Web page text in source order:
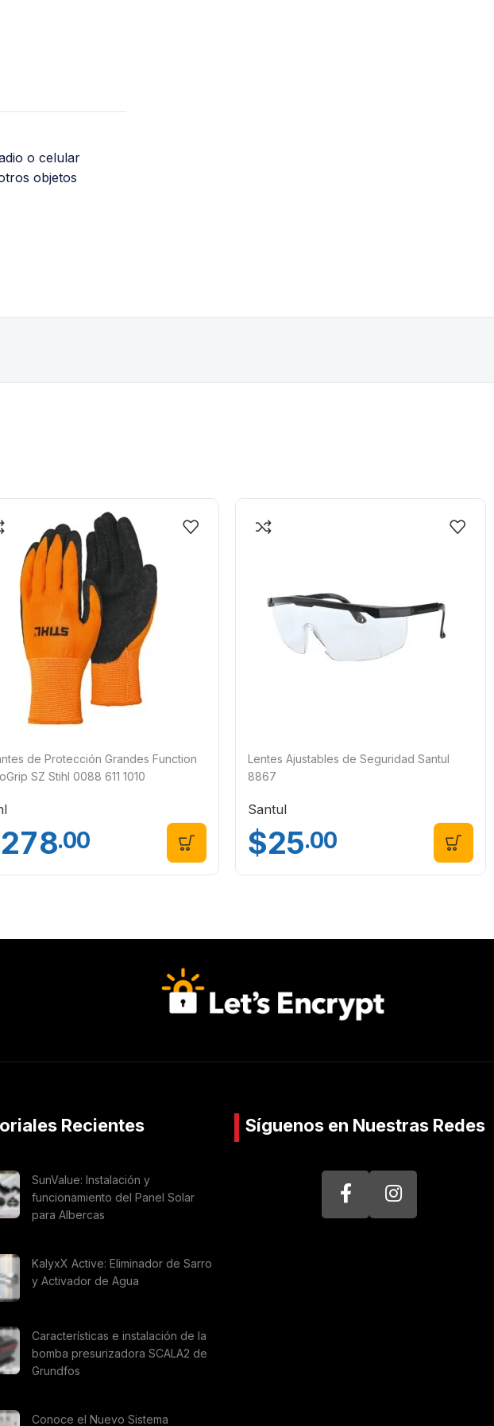
Conexiones para Poliducto y Manguera
o celular
objetos
de Protección Grandes Function
SZ Stihl 0088 611 1010
278.00
Lentes Ajustables de Seguridad Santul
8867
Santul
$25.00
Recientes
SunValue: Instalación y
funcionamiento del Panel Solar
para Albercas
KalyxX Active: Eliminador de Sarro
y Activador de Agua
Características e instalación de la
bomba presurizadora SCALA2 de
Grundfos
Conoce el Nuevo Sistema
Síguenos en Nuestras Redes